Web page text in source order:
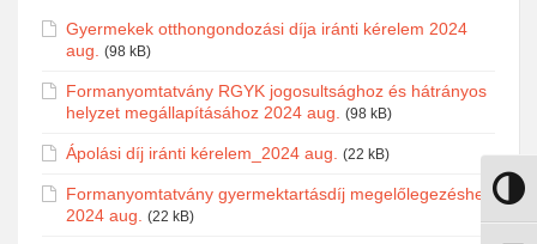
Nagy
Gyermekek otthongondozási díja iránti kérelem 2024
aug.
(98 kB)
Formanyomtatvány RGYK jogosultsághoz és hátrányos
helyzet megállapításához 2024 aug.
(98 kB)
Ápolási díj iránti kérelem_2024 aug. (22 kB)
Formanyomtatvány gyermektartásdíj megelőlegezéshez
2024 aug.
(22 kB)